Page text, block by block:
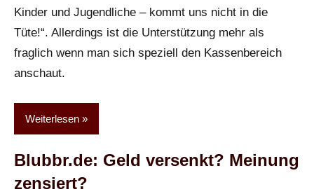
Kinder und Jugendliche – kommt uns nicht in die
Tüte!“. Allerdings ist die Unterstützung mehr als
fraglich wenn man sich speziell den Kassenbereich
anschaut.
Weiterlesen
Blubbr.de: Geld versenkt? Meinung
zensiert?